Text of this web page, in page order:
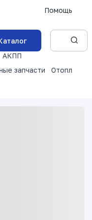
Помощь
АКПП
запчасти
Отопление